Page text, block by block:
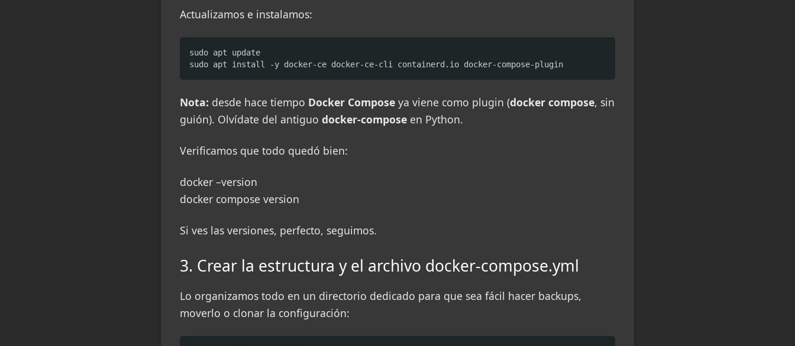
Actualizamos e instalamos:
sudo apt update
sudo apt install -y docker-ce docker-ce-cli containerd.io docker-compose-plugin
Nota: desde hace tiempo Docker Compose ya viene como plugin (docker compose, sin
guión). Olvídate del antiguo docker-compose en Python.
Verificamos que todo quedó bien:
docker –version
docker compose version
Si ves las versiones, perfecto, seguimos.
3. Crear la estructura y el archivo docker-compose.yml
Lo organizamos todo en un directorio dedicado para que sea fácil hacer backups,
moverlo o clonar la configuración: